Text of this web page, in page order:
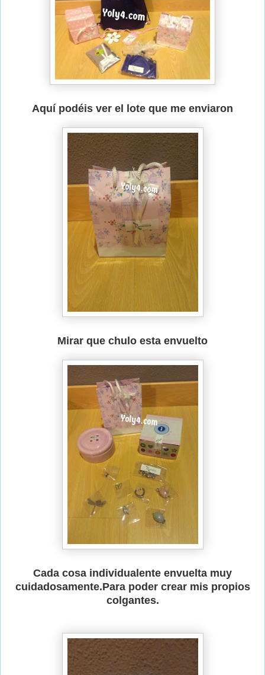
Aquí podéis ver el lote que me enviaron
Mirar que chulo esta envuelto
Cada cosa individualente envuelta muy
cuidadosamente.Para poder crear mis propios
colgantes.